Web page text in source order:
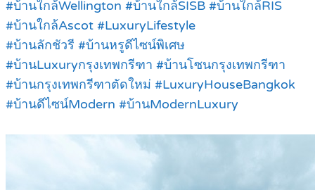
#บ้านใกล้Wellington #บ้านใกล้SISB #บ้านใกล้RIS
#บ้านใกล้Ascot #LuxuryLifestyle
#บ้านลักชัวรี #บ้านหรูดีไซน์พิเศษ
#บ้านLuxuryกรุงเทพกรีฑา #บ้านโซนกรุงเทพกรีฑา
#บ้านกรุงเทพกรีฑาตัดใหม่ #LuxuryHouseBangkok
#บ้านดีไซน์Modern #บ้านModernLuxury